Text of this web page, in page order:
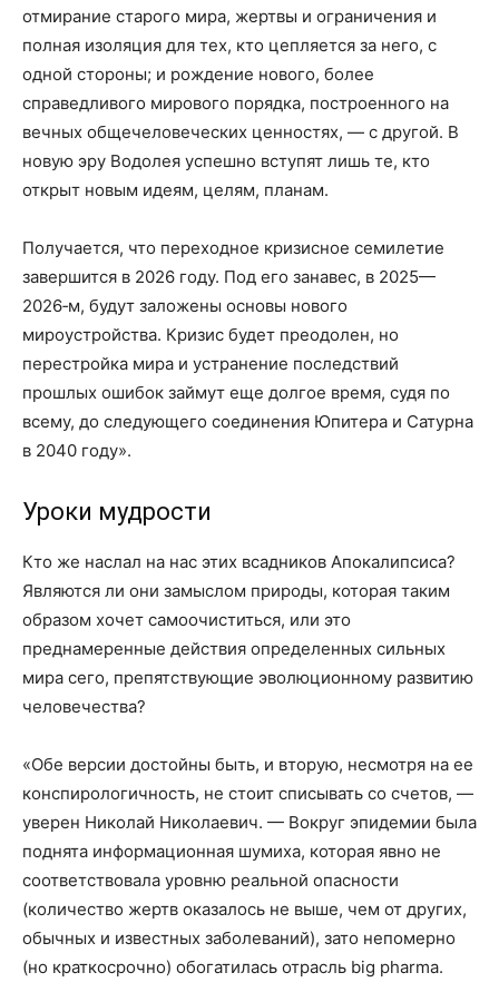
отмирание старого мира, жертвы и ограничения и
полная изоляция для тех, кто цепляется за него, с
одной стороны; и рождение нового, более
справедливого мирового порядка, построенного на
вечных общечеловеческих ценностях, — с другой. В
новую эру Водолея успешно вступят лишь те, кто
открыт новым идеям, целям, планам.
Получается, что переходное кризисное семилетие
завершится в 2026 году. Под его занавес, в 2025—
2026‑м, будут заложены основы нового
мироустройства. Кризис будет преодолен, но
перестройка мира и устранение последствий
прошлых ошибок займут еще долгое время, судя по
всему, до следующего соединения Юпитера и Сатурна
в 2040 году».
Уроки мудрости
Кто же наслал на нас этих всадников Апокалипсиса?
Являются ли они замыслом природы, которая таким
образом хочет самоочиститься, или это
преднамеренные действия определенных сильных
мира сего, препятствующие эволюционному развитию
человечества?
«Обе версии достойны быть, и вторую, несмотря на ее
конспирологичность, не стоит списывать со счетов, —
уверен Николай Николаевич. — Вокруг эпидемии была
поднята информационная шумиха, которая явно не
соответствовала уровню реальной опасности
(количество жертв оказалось не выше, чем от других,
обычных и известных заболеваний), зато непомерно
(но краткосрочно) обогатилась отрасль big pharma.